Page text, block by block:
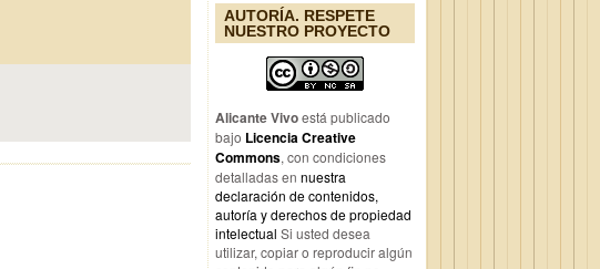
AUTORÍA. RESPETE
NUESTRO PROYECTO
Alicante Vivoestá publicado
bajo Licencia Creative
Commons, con condiciones
detalladas en nuestra
declaración de contenidos,
autoría y derechos de propiedad
intelectual Si usted desea
utilizar, copiar o reproducir algún